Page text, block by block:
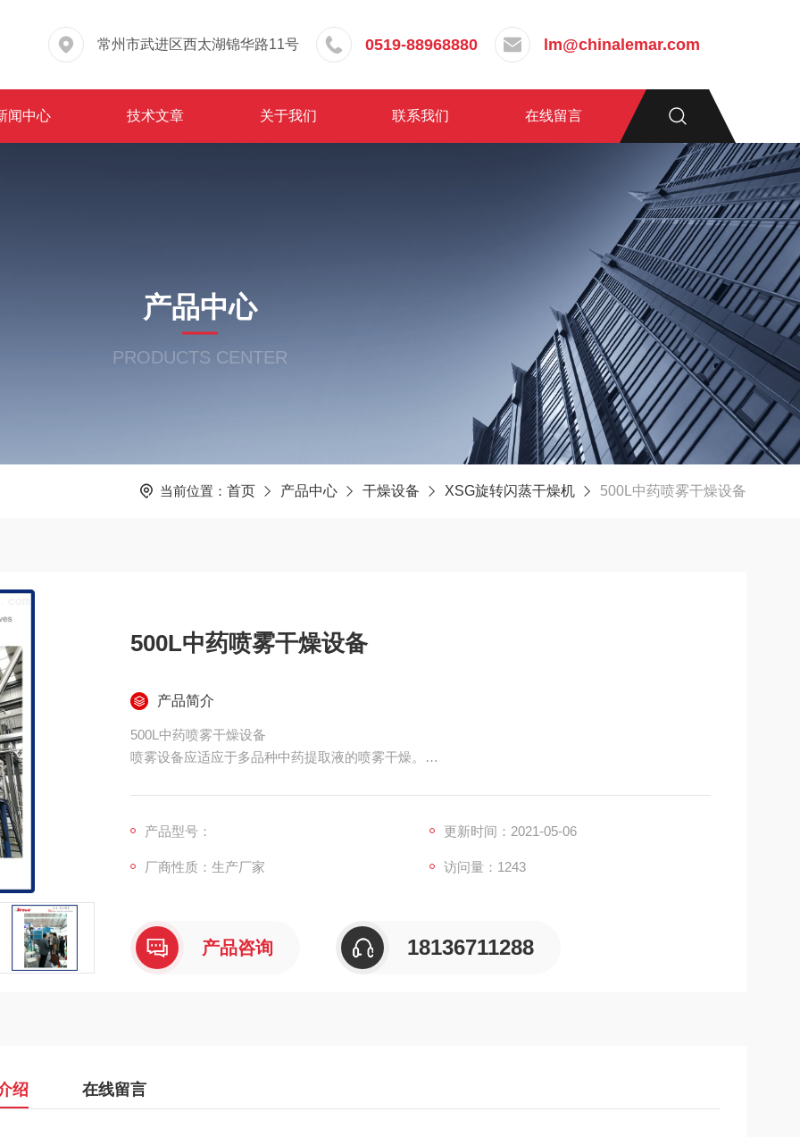
常州市武进区西太湖锦华路11号 0519-88968880 lm@chinalemar.com
闻中心 技术文章 关于我们 联系我们 在线留言
产品中心
PRODUCTS CENTER
当前位置： 首页 产品中心 干燥设备 XSG旋转闪蒸干燥机 500L中药喷雾干燥设备
500L中药喷雾干燥设备
产品简介
500L中药喷雾干燥设备
喷雾设备应适应于多品种中药提取液的喷雾干燥。
处理量：500Kg/h。
料液温度：40-45℃。
产品型号： 更新时间：2021-05-06
厂商性质：生产厂家 访问量：1243
产品咨询 18136711288
绍 在线留言